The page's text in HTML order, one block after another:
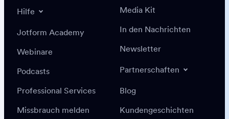
Hilfe
Jotform Academy
Webinare
Podcasts
Professional Services
Missbrauch melden
Media Kit
In den Nachrichten
Newsletter
Partnerschaften
Blog
Kundengeschichten